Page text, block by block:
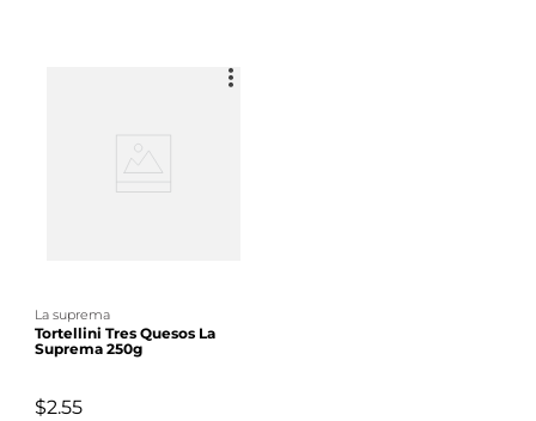
la suprema
Tortellini Tres Quesos La
Suprema 250g
$2.55